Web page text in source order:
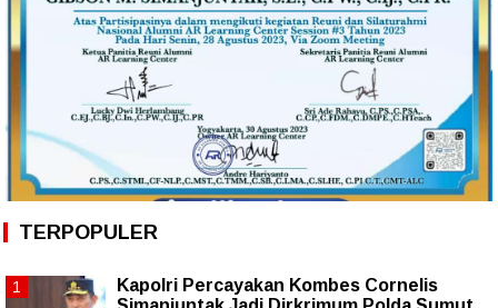
TERPOPULER
Kapolri Percayakan Kombes Cornelis